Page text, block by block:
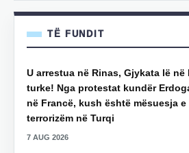
TË FUNDIT
U arrestua në Rinas, Gjykata lë
turke! Nga protestat kundër
në Francë, kush është mësuesja
terrorizëm në Turqi
7 AUG 2026